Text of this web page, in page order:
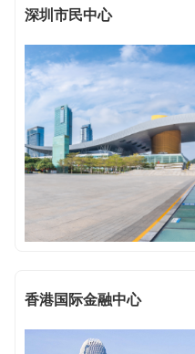
深圳市民中心
香港国际金融中心